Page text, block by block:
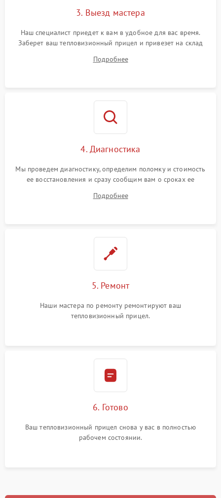
от замыкания
3. Выезд мастера
Наш специалист приедет к вам в удобное для вас время.
Заберет ваш тепловизионный прицел и привезет на склад
Подробнее
4. Диагностика
Мы проведем диагностику, определим поломку и стоимость
ее восстановления и сразу сообщим вам о сроках ее
Подробнее
5. Ремонт
Наши мастера по ремонту ремонтируют ваш
тепловизионный прицел.
6. Готово
Ваш тепловизионный прицел снова у вас в полностью
рабочем состоянии.